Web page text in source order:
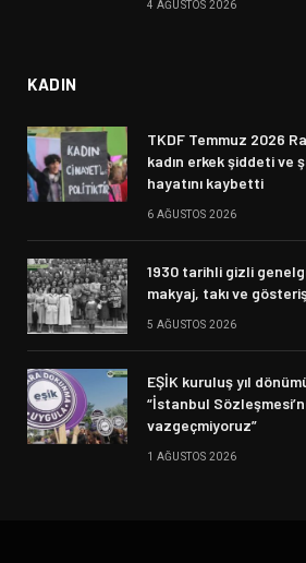
4 AĞUSTOS 2026
KADIN
TKDF Temmuz 2026
kadın erkek şiddeti ve
hayatını kaybetti
6 AĞUSTOS 2026
1930 tarihli gizli
makyaj, takı ve
5 AĞUSTOS 2026
EŞİK kuruluş yıl
“İstanbul
vazgeçmiyoruz”
1 AĞUSTOS 2026